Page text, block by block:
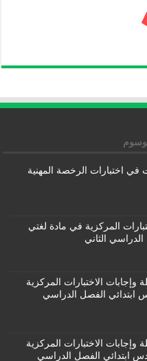
في اختبارات الرخصة المهنية
المركزية في مادة لغتي
الثاني
وإجابات الاختبارات المركزية
ابتدائي الفصل الدراسي
وإجابات الاختبارات المركزية
ابتدائي الفصل الدراسي